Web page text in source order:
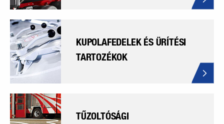
KUPOLAFEDELEK ÉS ÜRÍTÉSI
TARTOZÉKOK
TŰZOLTÓSÁGI